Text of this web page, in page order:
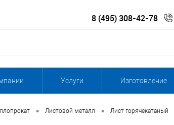
8 (495) 308-42-78
Услуги Изготовление
• Листовой металл • Лист горячекатаный